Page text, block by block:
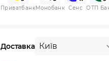
ПриватбанкМонобанк Сенс ОТП
Доставка Київ